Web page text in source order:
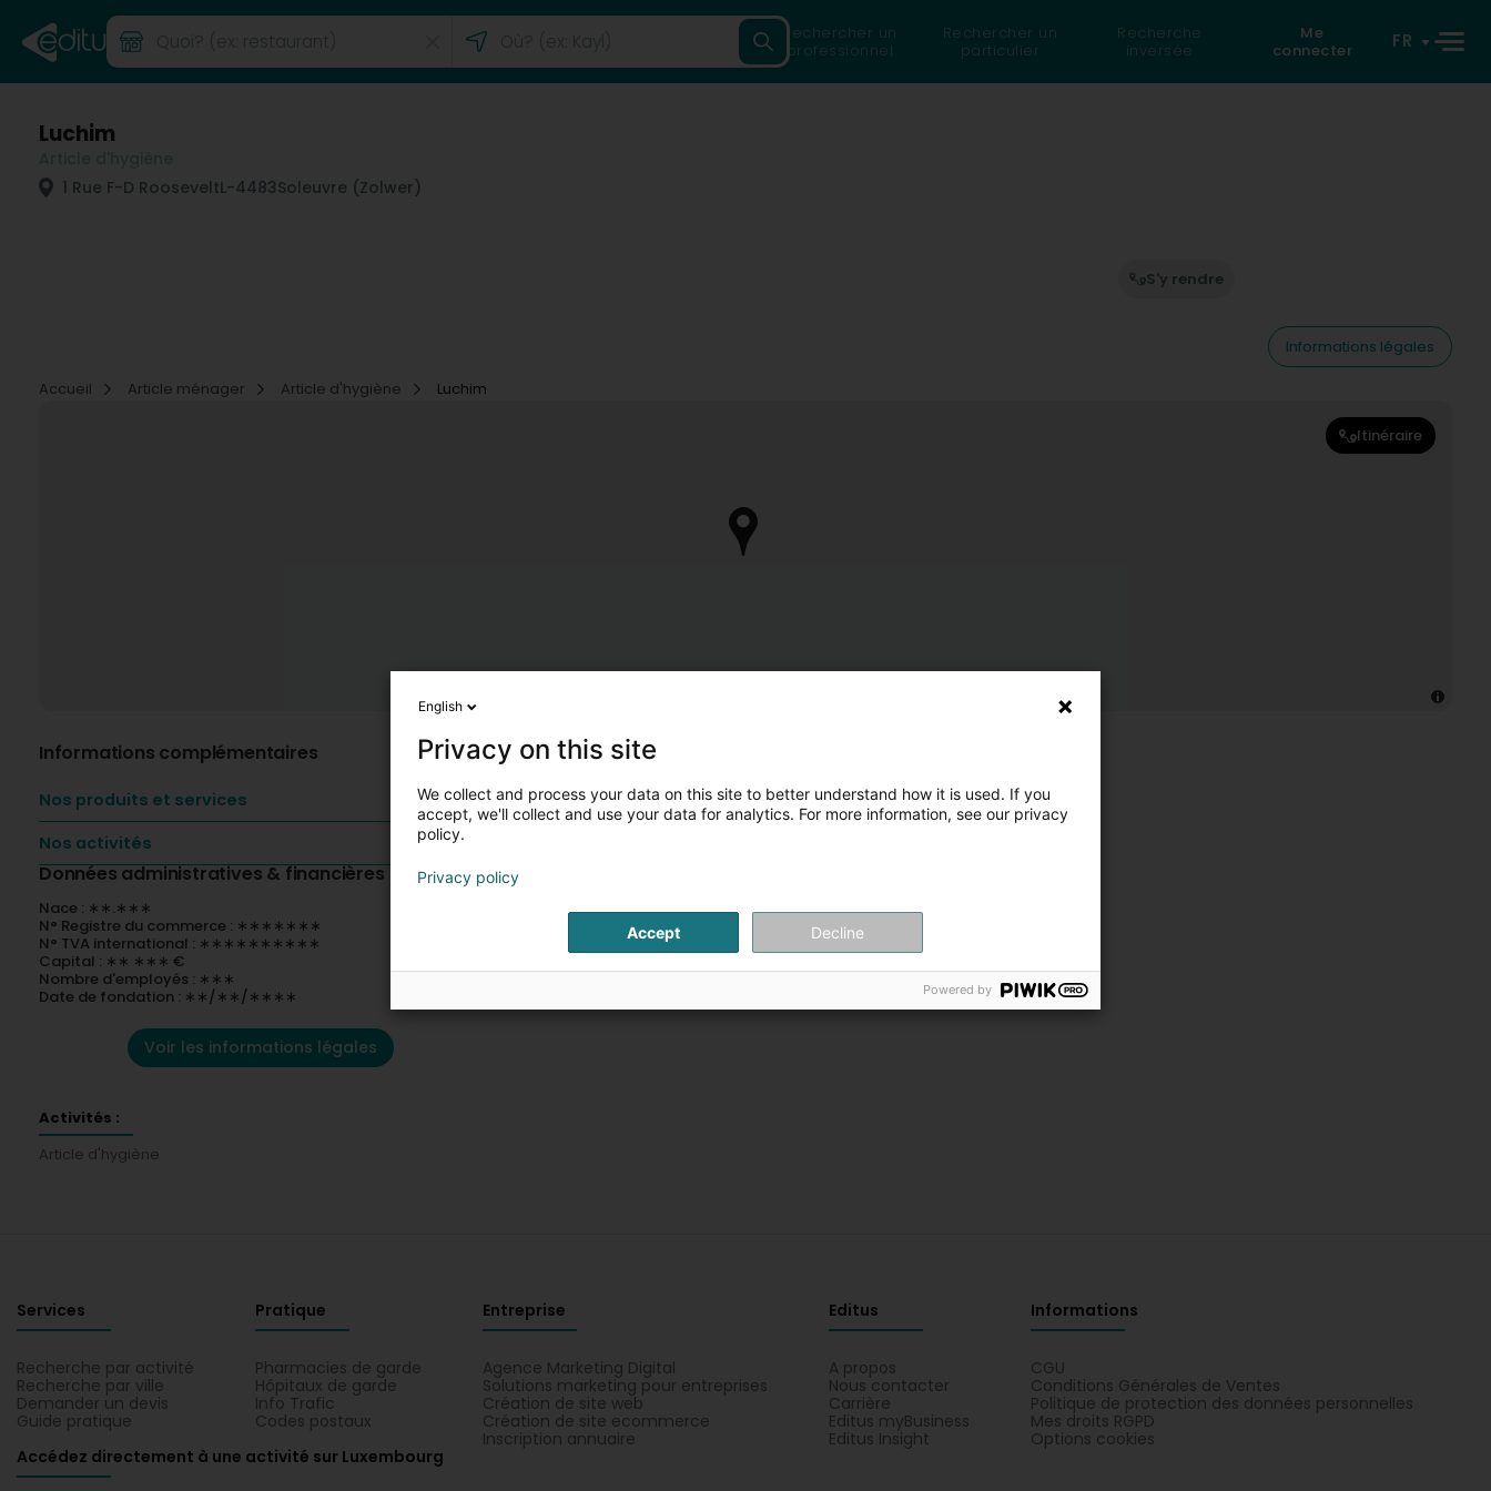
Rechercher un
professionnel
Rechercher un
particulier
Recherche
inversée
Me
connecter
FR
Luchim
1 Rue F-D RooseveltL-4483Soleuvre (Zolwer)
S'y rendre
Informations légales
Accueil
Article ménager Article d'hygiène Luchim
Itinéraire
Informations complémentaires
Nos produits et services
Nos activités
Données administratives & financières
Nace : ∗∗.∗∗∗
N° Registre du commerce : ∗∗∗∗∗∗∗
N° TVA international : ∗∗∗∗∗∗∗∗∗∗
Capital : ∗∗ ∗∗∗ €
Nombre d'employés : ∗∗∗
Date de fondation : ∗∗/∗∗/∗∗∗∗
Voir les informations légales
Activités :
Article d'hygiène
Services
Recherche par activité
Recherche par ville
Demander un devis
Guide pratique
Pratique
Pharmacies de garde
Hôpitaux de garde
Info Trafic
Codes postaux
Entreprise
Agence Marketing Digital
Solutions marketing pour entreprises
Création de site web
Création de site ecommerce
Inscription annuaire
Editus
A propos
Nous contacter
Carrière
Editus myBusiness
Editus Insight
Informations
CGU
Conditions Générales de Ventes
Politique de protection des données personnelles
Mes droits RGPD
Options cookies
Accédez directement à une activité sur Luxembourg
English
Privacy on this site
We collect and process your data on this site to better understand how it is used. If you
accept, we'll collect and use your data for analytics. For more information, see our privacy
policy.
Privacy policy
Accept Decline
Powered by